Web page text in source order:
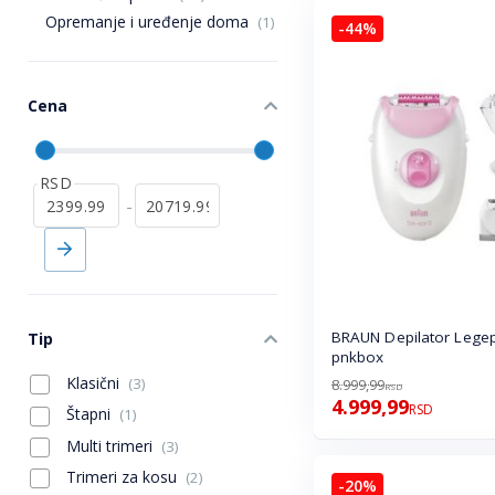
-44%
BRAUN Depilator
pnkbox
8.999,99RSD
4.999,99RSD
-20%
Opremanje i uređenje doma (1)
Cena
RSD
-
Tip
Klasični (3)
Štapni (1)
Multi trimeri (3)
Trimeri za kosu (2)